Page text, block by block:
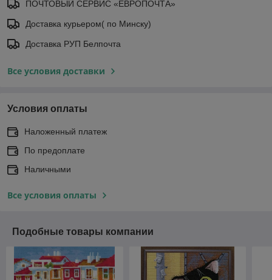
ПОЧТОВЫЙ СЕРВИС «ЕВРОПОЧТА»
Доставка курьером( по Минску)
Доставка РУП Белпочта
Все условия доставки
Условия оплаты
Наложенный платеж
По предоплате
Наличными
Все условия оплаты
Подобные товары компании